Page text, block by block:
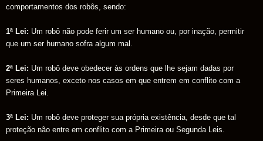
comportamentos dos robôs, sendo:
1ª Lei: Um robô não pode ferir um ser humano ou, por inação, permitir
que um ser humano sofra algum mal.
2ª Lei: Um robô deve obedecer às ordens que lhe sejam dadas por
seres humanos, exceto nos casos em que entrem em conflito com a
Primeira Lei.
3ª Lei: Um robô deve proteger sua própria existência, desde que tal
proteção não entre em conflito com a Primeira ou Segunda Leis.